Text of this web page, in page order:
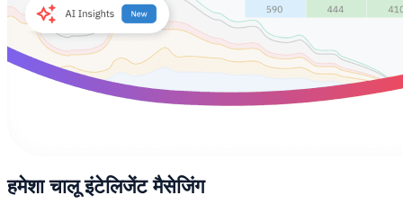
हमेशा चालू इंटेलिजेंट मैसेजिंग